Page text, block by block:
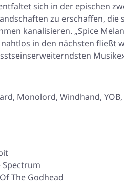
sich in der epischen
zu erschaffen,
kanalisieren. „Spice
in den nächsten fließt
Monolord, Windhand,
Spectrum
The Godhead